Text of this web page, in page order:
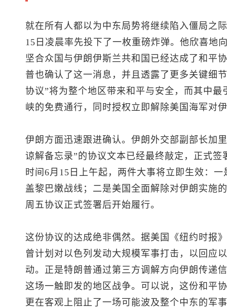
就在所有人都以为中东局势将继续陷入僵局之
15日凌晨率先投下了一枚重磅炸弹。他欣喜地
坚合众国与伊朗伊斯兰共和国已经达成了和平
普也确认了这一消息，并且透露了更多关键细
协议”将为整个地区带来和平与安全，而其中
峡的免费通行，同时授权立即解除美国海军对
伊朗方面迅速跟进确认。伊朗外交部副部长加
谅解备忘录”的协议文本已经最终敲定，正式
时间6月15日上午起，两件大事将立即生效：
盖黎巴嫩战线；二是美国全面解除对伊朗实施
周五协议正式签署后开始履行。
这份协议的达成绝非偶然。据美国《纽约时报
曾计划对以色列发动大规模军事打击，以回应
动。正是特朗普通过第三方调解方向伊朗传递
这场一触即发的地区战争。可以说，这份和平
更在客观上阻止了一场可能波及整个中东的军